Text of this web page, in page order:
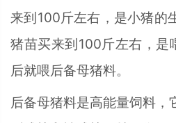
来到100斤左右，是小猪的
猪苗买来到100斤左右，是
后就喂后备母猪料。
后备母猪料是高能量饲料，